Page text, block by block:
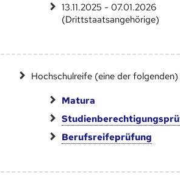
13.11.2025 - 07.01.2026
(Drittstaatsangehörige)
Hochschulreife (eine der folgenden)
Matura
Berufsreifeprüfung